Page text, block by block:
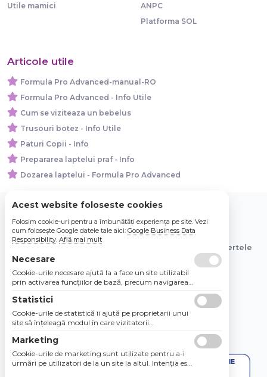
Utile mamici
ANPC
Platforma SOL
Articole utile
Formula Pro Advanced-manual-RO
Formula Pro Advanced - Info Utile
Cum se viziteaza un bebelus
Trusouri botez - Info Utile
Paturi Copii - Info
Prepararea laptelui praf - Info
Dozarea laptelui - Formula Pro Advanced
© 2026 Bebe Nou Online Store SRL
Toate preturile sunt exprimate in lei si includ tva. Ofertele
sunt valabile in limita stocului disponibil.
Acest website foloseste cookies
Folosim cookie-uri pentru a îmbunătăți experiența pe site. Vezi
cum folosește Google datele tale aici: Google Business Data
Responsibility. Află mai mult
Necesare
Cookie-urile necesare ajută la a face un site utilizabil
prin activarea funcţiilor de bază, precum navigarea
Site-ul nu poate funcţiona corespunzător fără aceste
cookie-uri.
Statistici
Cookie-urile de statistică îi ajută pe proprietarii unui
site să înţeleagă modul în care vizitatorii
raportarea informaţiilor în mod anonim.
Marketing
Cookie-urile de marketing sunt utilizate pentru a-i
urmări pe utilizatori de la un site la altul. Intenţia este